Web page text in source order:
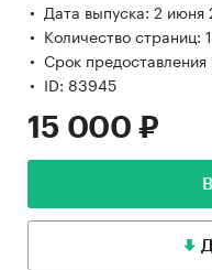
Дата выпуска: 2 июня
Количество страниц:
Срок
ID: 83945
15 000 ₽